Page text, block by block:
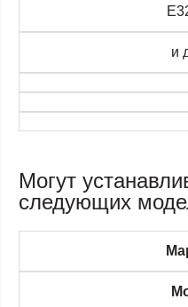
и
Могут
следующих